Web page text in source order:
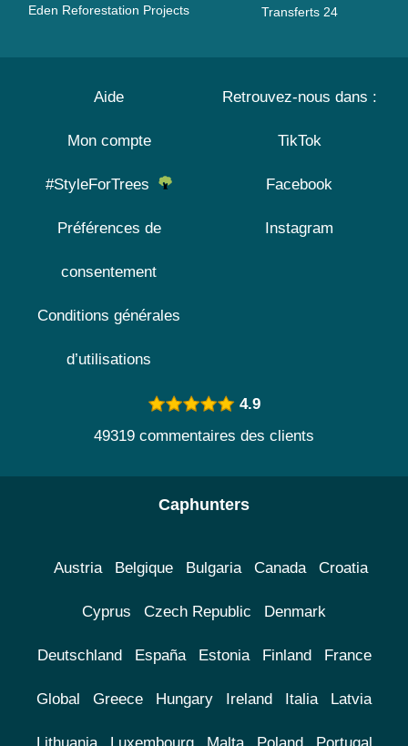
Eden Reforestation Projects
Transferts 24
Aide
Mon compte
#StyleForTrees
Préférences de
consentement
Conditions générales
d’utilisations
Retrouvez-nous dans :
TikTok
Facebook
Instagram
4.9
49319 commentaires des clients
Caphunters
Austria Belgique Bulgaria Canada Croatia
Cyprus Czech Republic Denmark
Deutschland España Estonia Finland France
Global Greece Hungary Ireland Italia Latvia